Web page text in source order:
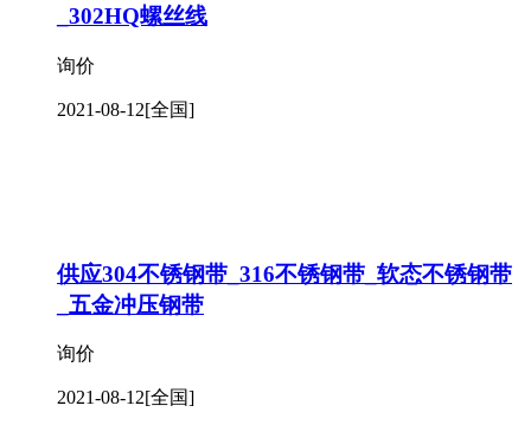
_302HQ螺丝线
询价
2021-08-12[全国]
供应304不锈钢带_316不锈钢带_软态不锈钢带
_五金冲压钢带
询价
2021-08-12[全国]